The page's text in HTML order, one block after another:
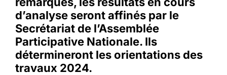
d’analyse seront affinés par le
Secrétariat de l’Assemblée
Participative Nationale. Ils
détermineront les orientations des
travaux 2024.